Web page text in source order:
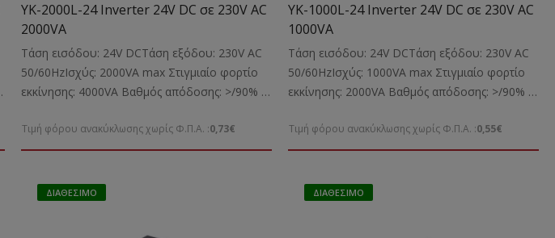
YK-2000L-24 Inverter 24V DC σε 230V AC
2000VA
Τάση εισόδου: 24V DCΤάση εξόδου: 230V AC
50/60HzΙσχύς: 2000VA max Στιγμιαίο φορτίο
εκκίνησης: 4000VA Βαθμός απόδοσης: >/90%
1 πρίζα σούκοΠροστασία: Από βραχυκύκλωμα,
υπερφόρτωση, υπερθέρμανσηΔιαθέτει:
Λειτουργιών ψηφιακές με LCD
Τιμή φόρου ανακύκλωσης χωρίς Φ.Π.Α. :0,73€
YK-1000L-24 Inverter 24V DC σε 230V AC
1000VA
Τάση εισόδου: 24V DCΤάση εξόδου: 230V AC
50/60HzΙσχύς: 1000VA max Στιγμιαίο φορτίο
εκκίνησης: 2000VA Βαθμός απόδοσης: >/90%
πρίζα σούκουΠροστασία: Από βραχυκύκλωμα,
υπερφόρτωση, υπερθέρμανσηΔιαθέτει:
Λειτουργιών ψηφιακές με LCD
Τιμή φόρου ανακύκλωσης χωρίς Φ.Π.Α. :0,55€
ΔΙΑΘΈΣΙΜΟ ΔΙΑΘΈΣΙΜΟ